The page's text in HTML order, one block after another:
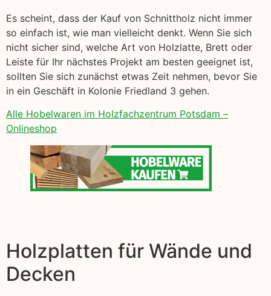
Es scheint, dass der Kauf von Schnittholz nicht immer
so einfach ist, wie man vielleicht denkt. Wenn Sie sich
nicht sicher sind, welche Art von Holzlatte, Brett oder
Leiste für Ihr nächstes Projekt am besten geeignet ist,
sollten Sie sich zunächst etwas Zeit nehmen, bevor Sie
in ein Geschäft in Kolonie Friedland 3 gehen.
Alle Hobelwaren im Holzfachzentrum Potsdam –
Onlineshop
Holzplatten für Wände und
Decken